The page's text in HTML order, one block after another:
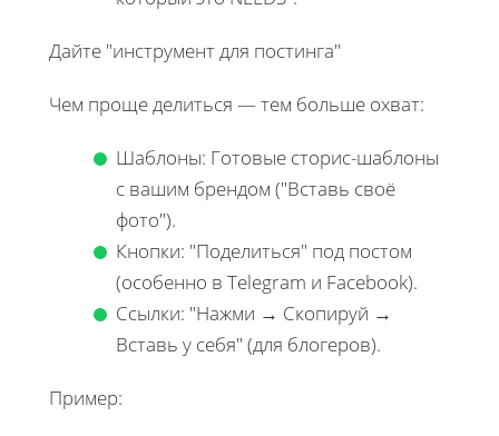
Дайте "инструмент для постинга"
Чем проще делиться — тем больше охват:
Шаблоны: Готовые сторис-шаблоны
с вашим брендом ("Вставь своё
фото").
Кнопки: "Поделиться" под постом
(особенно в Telegram и Facebook).
Ссылки: "Нажми → Скопируй →
Вставь у себя" (для блогеров).
Пример: